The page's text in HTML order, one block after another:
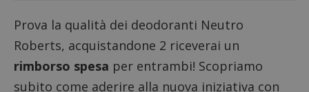
Prova la qualità dei deodoranti Neutro
Roberts, acquistandone 2 riceverai un
rimborso spesa per entrambi! Scopriamo
subito come aderire alla nuova iniziativa con